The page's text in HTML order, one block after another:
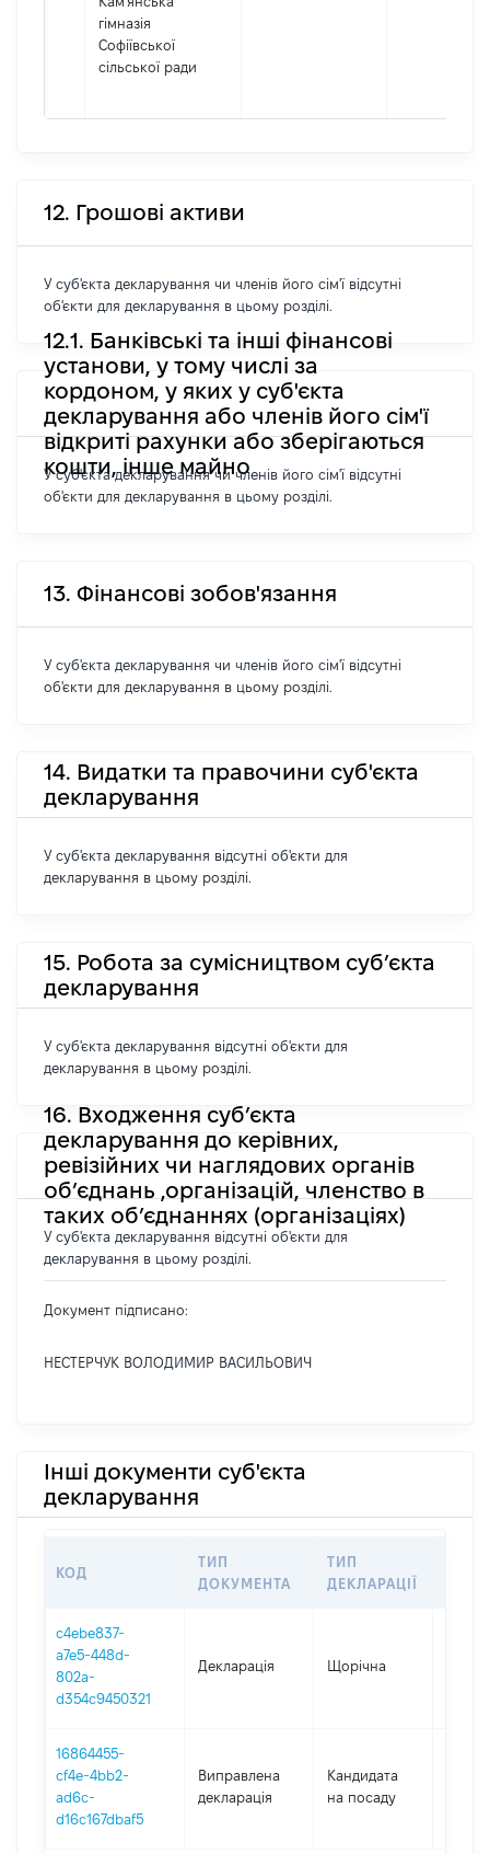
гімназія
Софіївської
сільської ради
12. Грошові активи
У суб'єкта декларування чи членів його сім'ї відсутні
об'єкти для декларування в цьому розділі.
12.1. Банківські та інші фінансові
установи, у тому числі за
кордоном, у яких у суб'єкта
декларування або членів його сім'ї
відкриті рахунки або зберігаються
кошти, інше майно
У суб'єкта декларування чи членів його сім'ї відсутні
об'єкти для декларування в цьому розділі.
13. Фінансові зобов'язання
У суб'єкта декларування чи членів його сім'ї відсутні
об'єкти для декларування в цьому розділі.
14. Видатки та правочини суб'єкта
декларування
У суб'єкта декларування відсутні об'єкти для
декларування в цьому розділі.
15. Робота за сумісництвом суб’єкта
декларування
У суб'єкта декларування відсутні об'єкти для
декларування в цьому розділі.
16. Входження суб’єкта
декларування до керівних,
ревізійних чи наглядових органів
об’єднань ,організацій, членство в
таких об’єднаннях (організаціях)
У суб'єкта декларування відсутні об'єкти для
декларування в цьому розділі.
Документ підписано:
НЕСТЕРЧУК ВОЛОДИМИР ВАСИЛЬОВИЧ
Інші документи суб'єкта
декларування
КОД
ТИП
ДОКУМЕНТА
ТИП
ДЕКЛАРАЦІЇ
c4ebe837-
a7e5-448d-
802a-
d354c9450321
Декларація Щорічна
16864455-
cf4e-4bb2-
ad6c-
d16c167dbaf5
Виправлена
декларація
Кандидата
на посаду